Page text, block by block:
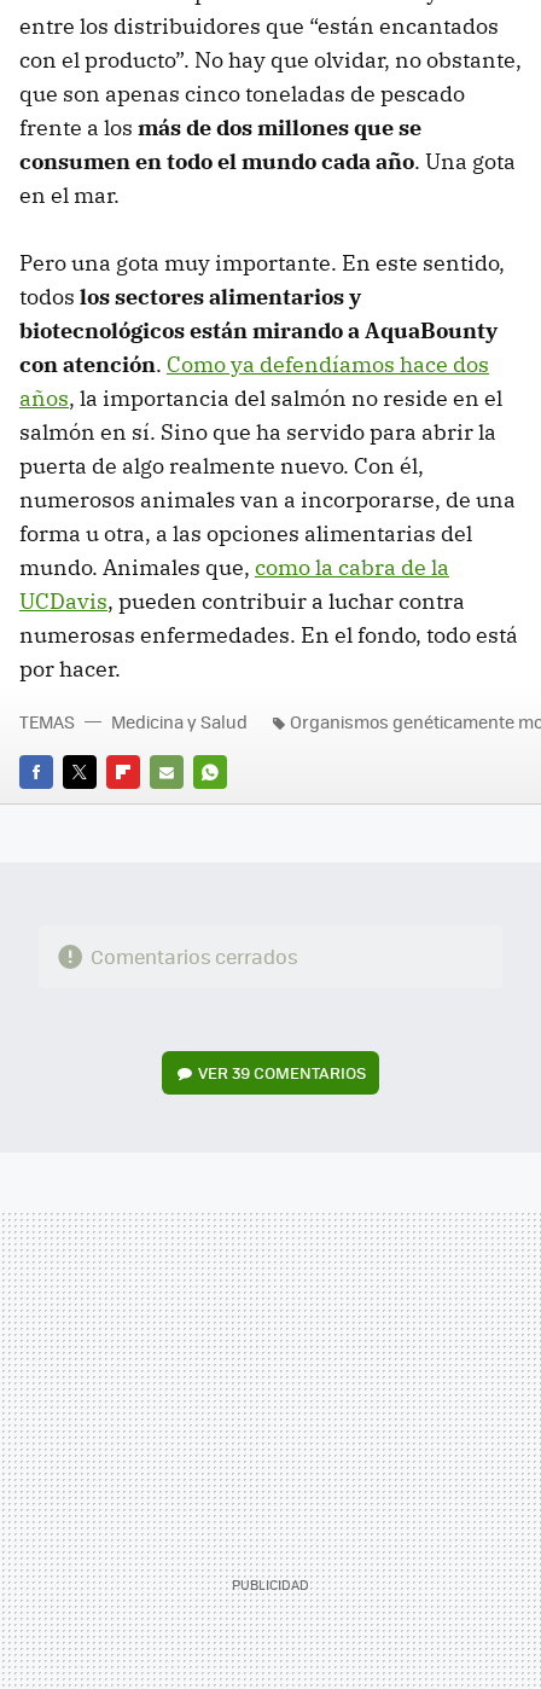
entre los distribuidores que “están encantados
con el producto”. No hay que olvidar, no obstante,
que son apenas cinco toneladas de pescado
frente a los más de dos millones que se
consumen en todo el mundo cada año. Una gota
en el mar.
Pero una gota muy importante. En este sentido,
todos los sectores alimentarios y
biotecnológicos están mirando a AquaBounty
con atención. Como ya defendíamos hace dos
años, la importancia del salmón no reside en el
salmón en sí. Sino que ha servido para abrir la
puerta de algo realmente nuevo. Con él,
numerosos animales van a incorporarse, de una
forma u otra, a las opciones alimentarias del
mundo. Animales que, como la cabra de la
UCDavis, pueden contribuir a luchar contra
numerosas enfermedades. En el fondo, todo está
por hacer.
FACEBOOK
TWITTERFLIPBOARD
E-
WHATSAPP
TEMAS Medicina y Salud Organismos genéticamente
Comentarios cerrados
VER39 COMENTARIOS